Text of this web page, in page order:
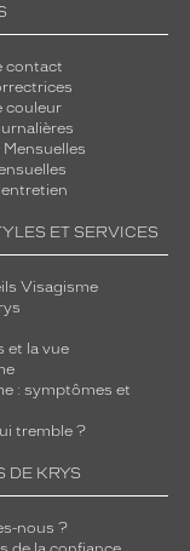
contact
couleur
ET SERVICES
Visagisme
et la vue
: symptômes et
tremble ?
DE KRYS
nous ?